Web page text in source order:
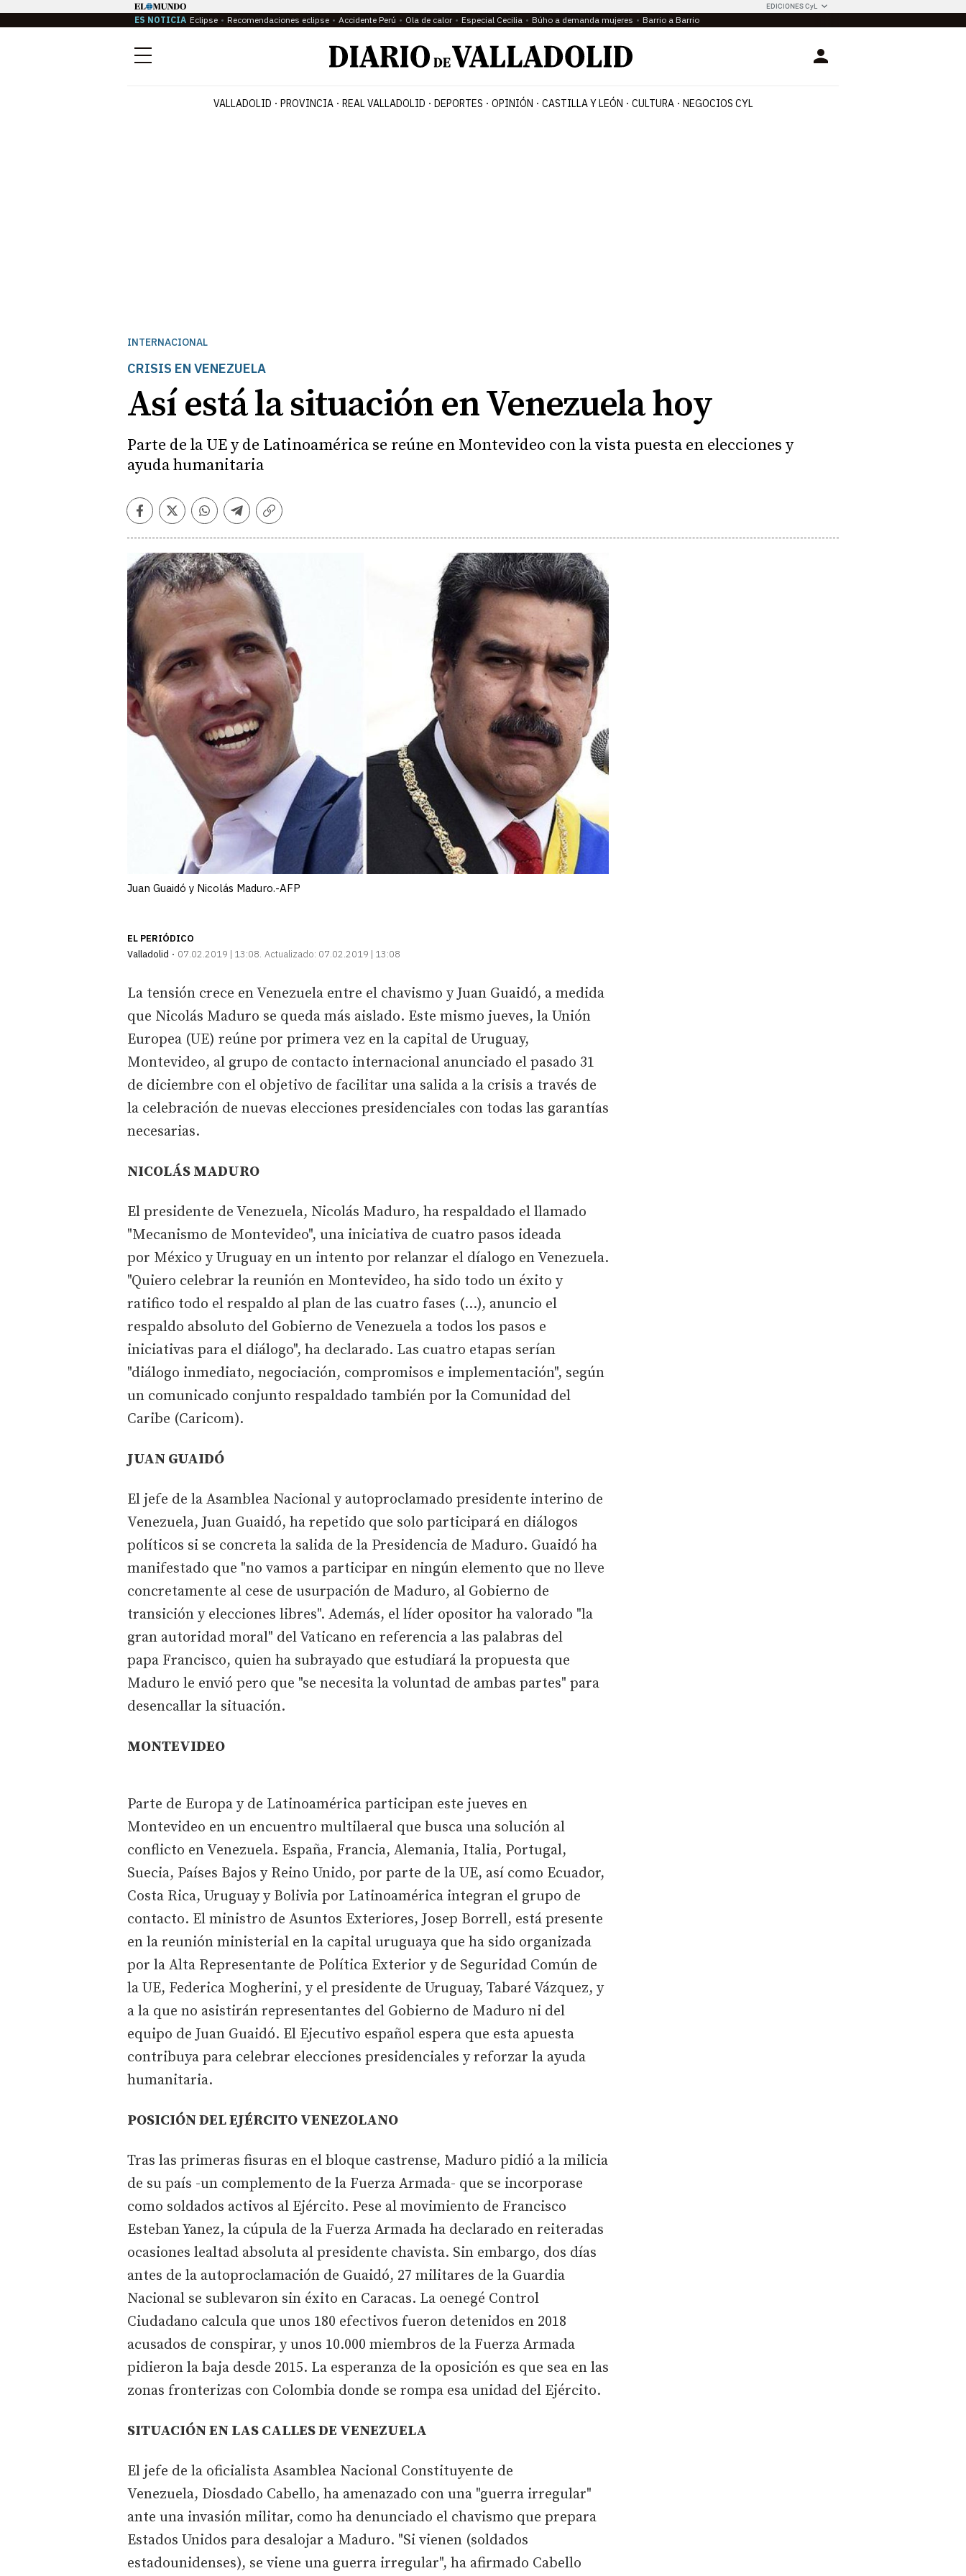
EDICIONES CyL
ES NOTICIA Eclipse Recomendaciones eclipse Accidente Perú Ola de calor Especial Cecilia Búho a demanda mujeres Barrio a Barrio
Menú Login
VALLADOLID PROVINCIA REAL VALLADOLID DEPORTES OPINIÓN CASTILLA Y LEÓN CULTURA NEGOCIOS CYL
INTERNACIONAL
CRISIS EN VENEZUELA
Así está la situación en Venezuela hoy
Parte de la UE y de Latinoamérica se reúne en Montevideo con la vista puesta en elecciones y
ayuda humanitaria
Facebook
TwitterWhatsapp
Telegram
Copiar
Juan Guaidó y Nicolás Maduro.-AFP
EL PERIÓDICO
Valladolid
07.02.2019 | 13:08 Actualizado: 07.02.2019 | 13:08
La tensión crece en Venezuela entre el chavismo y Juan Guaidó, a medida
que Nicolás Maduro se queda más aislado. Este mismo jueves, la Unión
Europea (UE) reúne por primera vez en la capital de Uruguay,
Montevideo, al grupo de contacto internacional anunciado el pasado 31
de diciembre con el objetivo de facilitar una salida a la crisis a través de
la celebración de nuevas elecciones presidenciales con todas las garantías
necesarias.
NICOLÁS MADURO
El presidente de Venezuela, Nicolás Maduro, ha respaldado el llamado
"Mecanismo de Montevideo", una iniciativa de cuatro pasos ideada
por México y Uruguay en un intento por relanzar el díalogo en Venezuela.
"Quiero celebrar la reunión en Montevideo, ha sido todo un éxito y
ratifico todo el respaldo al plan de las cuatro fases (...), anuncio el
respaldo absoluto del Gobierno de Venezuela a todos los pasos e
iniciativas para el diálogo", ha declarado. Las cuatro etapas serían
"diálogo inmediato, negociación, compromisos e implementación", según
un comunicado conjunto respaldado también por la Comunidad del
Caribe (Caricom).
JUAN GUAIDÓ
El jefe de la Asamblea Nacional y autoproclamado presidente interino de
Venezuela, Juan Guaidó, ha repetido que solo participará en diálogos
políticos si se concreta la salida de la Presidencia de Maduro. Guaidó ha
manifestado que "no vamos a participar en ningún elemento que no lleve
concretamente al cese de usurpación de Maduro, al Gobierno de
transición y elecciones libres". Además, el líder opositor ha valorado "la
gran autoridad moral" del Vaticano en referencia a las palabras del
papa Francisco, quien ha subrayado que estudiará la propuesta que
Maduro le envió pero que "se necesita la voluntad de ambas partes" para
desencallar la situación.
MONTEVIDEO
Parte de Europa y de Latinoamérica participan este jueves en
Montevideo en un encuentro multilaeral que busca una solución al
conflicto en Venezuela. España, Francia, Alemania, Italia, Portugal,
Suecia, Países Bajos y Reino Unido, por parte de la UE, así como Ecuador,
Costa Rica, Uruguay y Bolivia por Latinoamérica integran el grupo de
contacto. El ministro de Asuntos Exteriores, Josep Borrell, está presente
en la reunión ministerial en la capital uruguaya que ha sido organizada
por la Alta Representante de Política Exterior y de Seguridad Común de
la UE, Federica Mogherini, y el presidente de Uruguay, Tabaré Vázquez, y
a la que no asistirán representantes del Gobierno de Maduro ni del
equipo de Juan Guaidó. El Ejecutivo español espera que esta apuesta
contribuya para celebrar elecciones presidenciales y reforzar la ayuda
humanitaria.
POSICIÓN DEL EJÉRCITO VENEZOLANO
Tras las primeras fisuras en el bloque castrense, Maduro pidió a la milicia
de su país -un complemento de la Fuerza Armada- que se incorporase
como soldados activos al Ejército. Pese al movimiento de Francisco
Esteban Yanez, la cúpula de la Fuerza Armada ha declarado en reiteradas
ocasiones lealtad absoluta al presidente chavista. Sin embargo, dos días
antes de la autoproclamación de Guaidó, 27 militares de la Guardia
Nacional se sublevaron sin éxito en Caracas. La oenegé Control
Ciudadano calcula que unos 180 efectivos fueron detenidos en 2018
acusados de conspirar, y unos 10.000 miembros de la Fuerza Armada
pidieron la baja desde 2015. La esperanza de la oposición es que sea en las
zonas fronterizas con Colombia donde se rompa esa unidad del Ejército.
SITUACIÓN EN LAS CALLES DE VENEZUELA
El jefe de la oficialista Asamblea Nacional Constituyente de
Venezuela, Diosdado Cabello, ha amenazado con una "guerra irregular"
ante una invasión militar, como ha denunciado el chavismo que prepara
Estados Unidos para desalojar a Maduro. "Si vienen (soldados
estadounidenses), se viene una guerra irregular", ha afirmado Cabello